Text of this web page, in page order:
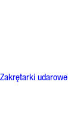
Zakrętarki udarowe